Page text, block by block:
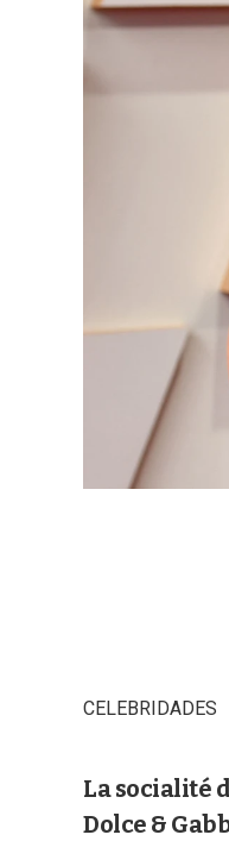
CELEBRIDADES
La socialité
Dolce &